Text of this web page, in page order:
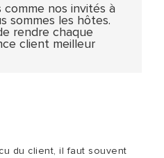
nos invités à
sommes les hôtes.
rendre chaque
client meilleur
du client, il faut souvent